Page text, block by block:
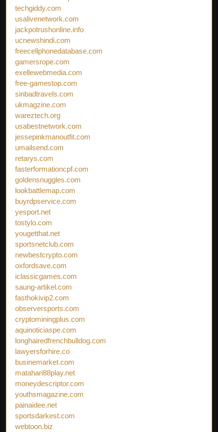
techgiddy.com
usalivenetwork.com
jackpotrushonline.info
ucnewshindi.com
freecellphonedatabase.com
gamersrope.com
exellewebmedia.com
free-gamestop.com
sinbadtravels.com
ukmagzine.com
wareztech.org
usabestnetwork.com
jessepinkmanoutfit.com
umailsend.com
retarys.com
fasterformationcpf.com
goldensnuggles.com
lookbattlemap.com
buyrdpservice.com
yesport.net
tostylo.com
yougetthat.net
sportsnetclub.com
newbestcrypto.com
oxfordsave.com
iclassicgames.com
saung-artikel.com
fasthokivip2.com
observersports.com
cryptominingplus.com
aquinoticiaspe.com
longhairedfrenchbulldog.com
lawyersforhire.co
businemarket.com
matahari88play.net
moneydescriptor.com
youthsmagazine.com
painaidee.net
sportsdarkest.com
webtoon.biz